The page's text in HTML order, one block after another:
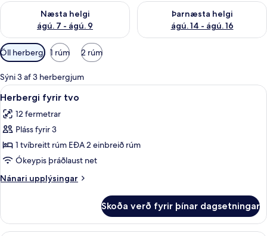
Næsta helgi
ágú. 7 - ágú. 9
Athuga framboð næstu helgi ágú. 7 - ágú. 9
Þarnæsta helgi
ágú. 14 - ágú. 16
Athuga framboð þarnæstu
Síur
í
boði
fyrir
herbergi
Öll herbergi 1 rúm 2 rúm
Sýni 3 af 3 herbergjum
Skoða
allar
myndir
fyrir
Herbergi
fyrir
tvo
Herbergi fyrir tvo | Öryggishólf í
13
Herbergi fyrir tvo
12 fermetrar
Pláss fyrir 3
1 tvíbreitt rúm EÐA 2 einbreið rúm
Ókeypis þráðlaust net
Nánari upplýsingar
Nánari
fyrir
tvo
Skoða verð fyrir þínar dagsetningar